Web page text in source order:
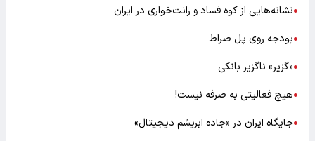
●نشانه‌هایی از کوه فساد و رانت‌خواری در ایران
●بودجه روی پل صراط
●«گزیر» ناگزیر بانکی
●هیچ فعالیتی به صرفه نیست!
●جایگاه ایران در «جاده ابریشم دیجیتال»